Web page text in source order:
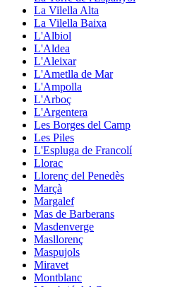
La Vilella Alta
La Vilella Baixa
L'Albiol
L'Aldea
L'Aleixar
L'Ametlla de Mar
L'Ampolla
L'Arboç
L'Argentera
Les Borges del Camp
Les Piles
L'Espluga de Francolí
Llorac
Llorenç del Penedès
Marçà
Margalef
Mas de Barberans
Masdenverge
Masllorenç
Maspujols
Miravet
Montblanc